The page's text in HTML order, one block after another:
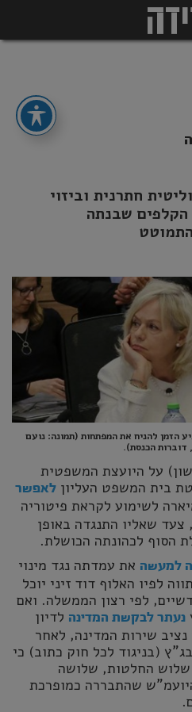
חתרנית וביזוי
שבנתה
הזמן להניח את המפתחות (תמונה: נועם
דוברות הכנסת).
על היועצת המשפטית
בית המשפט העליון לאפשר
לשימוע לקראת פיטוריה
שאליו התנגדה באופן
הסוף לכהונתה הכושלת.
למעשה את עמדתה נגד מינוי
לפיו האלוף דוד זיני יוכל
לפי רצון הממשלה. ואם
נעתר לבקשת המדינה לדיון
נציב שירות המדינה, לאחר
(בניגוד לכל חוק כתוב) כי
שלוש החלטות, שלושה
שהתבררה כמופרכת